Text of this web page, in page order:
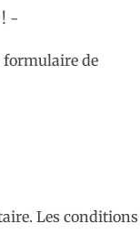
formulaire de
Les conditions